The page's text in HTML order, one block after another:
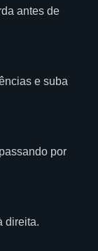
antes de
e suba
por
direita.